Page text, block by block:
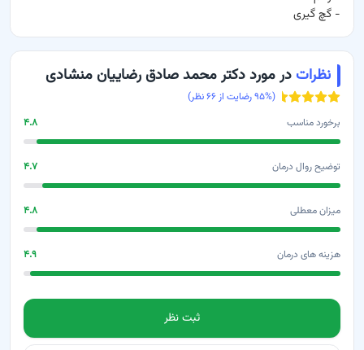
- گچ گیری
نظرات در مورد دکتر محمد صادق رضاییان منشادی
( ۹۵% رضایت از ۶۶نظر)
برخورد مناسب
۴.۸
توضیح روال درمان ۴.۷
میزان معطلی ۴.۸
هزینه های درمان ۴.۹
ثبت نظر